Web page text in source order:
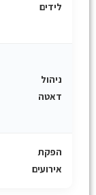
לידים
ניהול
דאטה
הפקת
אירועים